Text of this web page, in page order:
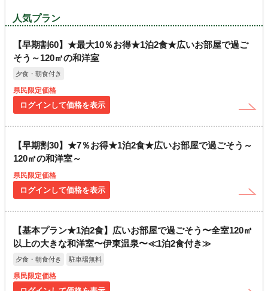
人気プラン
【早期割60】★最大10％お得★1泊2食★広いお部屋で過ご
そう～120㎡の和洋室
夕食・朝食付き
県民限定価格
ログインして価格を表示
【早期割30】★7％お得★1泊2食★広いお部屋で過ごそう～
120㎡の和洋室～
県民限定価格
ログインして価格を表示
【基本プラン★1泊2食】広いお部屋で過ごそう〜全室120㎡
以上の大きな和洋室〜伊東温泉〜≪1泊2食付き≫
夕食・朝食付き 駐車場無料
県民限定価格